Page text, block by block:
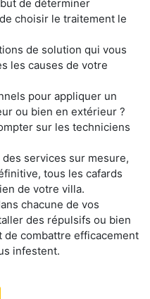
de déterminer
choisir le traitement le
de solution qui vous
les causes de votre
pour appliquer un
ou bien en extérieur ?
sur les techniciens
services sur mesure,
tous les cafards
de votre villa.
chacune de vos
des répulsifs ou bien
combattre efficacement
infestent.